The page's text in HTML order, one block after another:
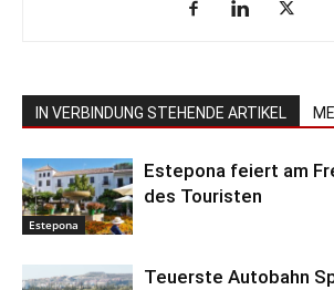
IN VERBINDUNG STEHENDE ARTIKEL
Estepona
Estepona feiert am
des Touristen
Teuerste Autobahn